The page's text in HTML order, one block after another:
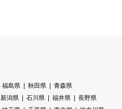
福島県 秋田県
青森県
新潟県 石川県 福井県
長野県